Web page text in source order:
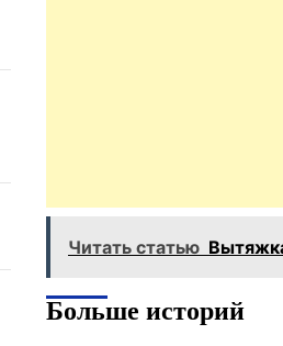
Читать статью
Больше историй